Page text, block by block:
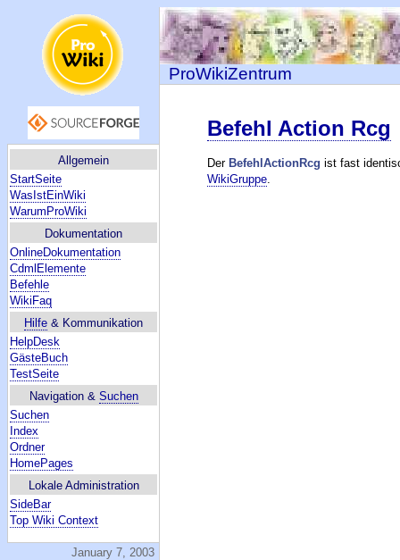
Allgemein
StartSeite
WasIstEinWiki
WarumProWiki
Dokumentation
OnlineDokumentation
CdmlElemente
Befehle
WikiFaq
Hilfe & Kommunikation
HelpDesk
GästeBuch
TestSeite
Navigation & Suchen
Suchen
Index
Ordner
HomePages
Lokale Administration
SideBar
Top Wiki Context
January 7, 2003
ProWikiZentrum
Befehl Action Rcg
Der BefehlActionRcg ist fast
WikiGruppe.